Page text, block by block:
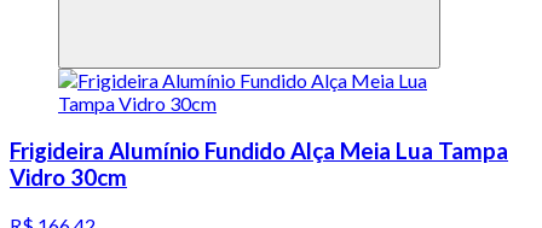
Frigideira Alumínio Fundido Alça Meia Lua Tampa
Vidro 30cm